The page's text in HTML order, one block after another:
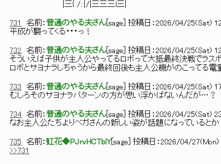
|三{ /::|/|三三三l三|
731 名前： 普通のやる夫さん sage ] 投稿日： 2026/04/25(Sat)
平成が襲ってくる・・・っ！
732 名前： 普通のやる夫さん sage ] 投稿日： 2026/04/25(Sat)
そういえば子供が主人公やってるロボって大抵最終決戦でラスボ
ロボとサヨナラしちゃうから最終回後も主人公機がのこってる
733 名前： 普通のやる夫さん sage ] 投稿日： 2026/04/25(Sat)
むしろそのサヨナラパターンの方が思い浮かばないんだが…？
734 名前： 普通のやる夫さん sage ] 投稿日： 2026/04/25(Sat)
なお主人公たちよりベガさんの新しい姿が話題になっているとか
735 名前： 虹花◆PJrvHCTblY[ sage ] 投稿日： 2026/04/27(Mon)
>>731